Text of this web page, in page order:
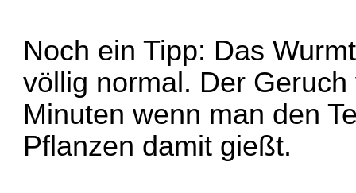
Noch ein Tipp: Das
völlig normal. Der
Minuten wenn man den
Pflanzen damit gießt.